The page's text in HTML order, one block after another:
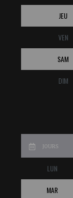
JEU
VEN
SAM
DIM
JOURS
LUN
MAR